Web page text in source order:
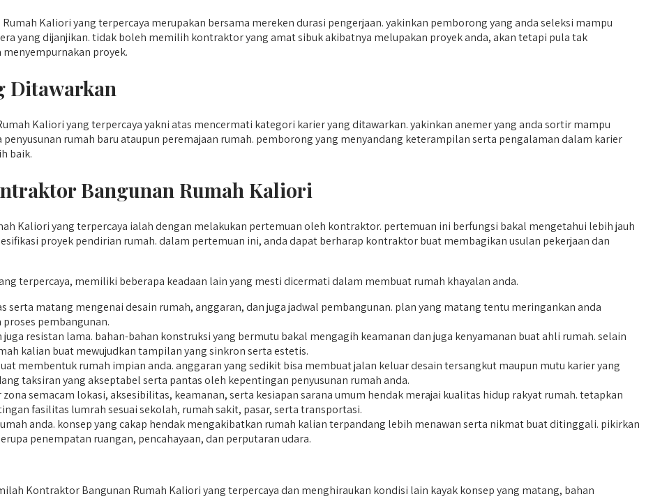
Kaliori yang terpercaya merupakan bersama mereken durasi pengerjaan. yakinkan pemborong yang anda seleksi mampu
yang dijanjikan. tidak boleh memilih kontraktor yang amat sibuk akibatnya melupakan proyek anda, akan tetapi pula tak
proyek.
Ditawarkan
Kaliori yang terpercaya yakni atas mencermati kategori karier yang ditawarkan. yakinkan anemer yang anda sortir mampu
rumah baru ataupun peremajaan rumah. pemborong yang menyandang keterampilan serta pengalaman dalam karier
baik.
Bangunan Rumah Kaliori
Kaliori yang terpercaya ialah dengan melakukan pertemuan oleh kontraktor. pertemuan ini berfungsi bakal mengetahui lebih jauh
proyek pendirian rumah. dalam pertemuan ini, anda dapat berharap kontraktor buat membagikan usulan pekerjaan dan
terpercaya, memiliki beberapa keadaan lain yang mesti dicermati dalam membuat rumah khayalan anda.
serta matang mengenai desain rumah, anggaran, dan juga jadwal pembangunan. plan yang matang tentu meringankan anda
pembangunan.
resistan lama. bahan-bahan konstruksi yang bermutu bakal mengagih keamanan dan juga kenyamanan buat ahli rumah. selain
kalian buat mewujudkan tampilan yang sinkron serta estetis.
membentuk rumah impian anda. anggaran yang sedikit bisa membuat jalan keluar desain tersangkut maupun mutu karier yang
taksiran yang akseptabel serta pantas oleh kepentingan penyusunan rumah anda.
semacam lokasi, aksesibilitas, keamanan, serta kesiapan sarana umum hendak merajai kualitas hidup rakyat rumah. tetapkan
fasilitas lumrah sesuai sekolah, rumah sakit, pasar, serta transportasi.
anda. konsep yang cakap hendak mengakibatkan rumah kalian terpandang lebih menawan serta nikmat buat ditinggali. pikirkan
penempatan ruangan, pencahayaan, dan perputaran udara.
Kontraktor Bangunan Rumah Kaliori yang terpercaya dan menghiraukan kondisi lain kayak konsep yang matang, bahan